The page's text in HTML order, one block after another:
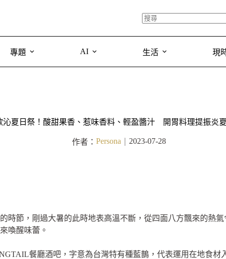
專題 AI 生活 現
沁夏日祭！酸甜果香、惹味香料、輕盈醬汁 開胃料理提振炎
作者： Persona 2023-07-28
時節，剛過大暑的此時地表高溫不斷，從四面八方飄來的熱
喚醒味蕾。
餐廳酒吧，字意為台灣特有種藍鵲，代表運用在地食材